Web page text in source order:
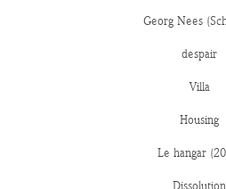
Georg Nees
despair
Villa
Housing
Le hangar
Dissolution